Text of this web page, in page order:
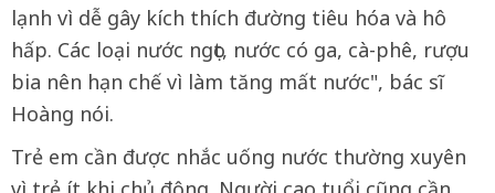
lạnh vì dễ gây kích thích đường tiêu hóa và hô
hấp. Các loại nước ngọt, nước có ga, cà-phê, rượu
bia nên hạn chế vì làm tăng mất nước", bác sĩ
Hoàng nói.
Trẻ em cần được nhắc uống nước thường xuyên